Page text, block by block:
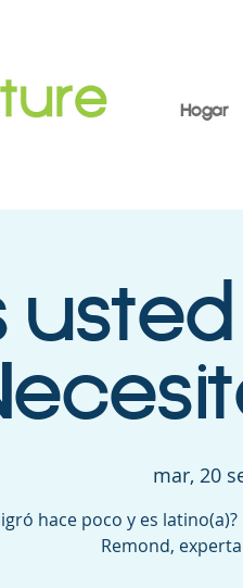
Hogar
mar, 20
hace poco y es
Remond,